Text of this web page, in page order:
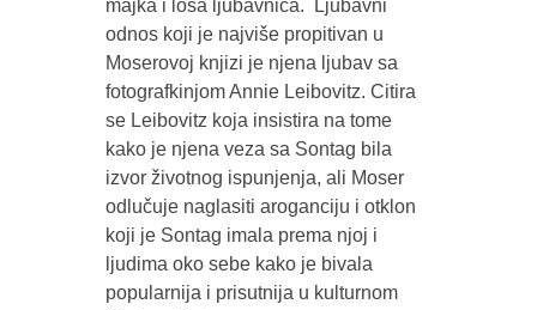
majka i loša ljubavnica. Ljubavni
odnos koji je najviše propitivan u
Moserovoj knjizi je njena ljubav sa
fotografkinjom Annie Leibovitz. Citira
se Leibovitz koja insistira na tome
kako je njena veza sa Sontag bila
izvor životnog ispunjenja, ali Moser
odlučuje naglasiti aroganciju i otklon
koji je Sontag imala prema njoj i
ljudima oko sebe kako je bivala
popularnija i prisutnija u kulturnom